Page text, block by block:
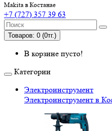
Makita в Костанае
+7 (727) 357 39 63
Товаров: 0 (0тг.)
В корзине пусто!
Категории
Электроинструмент
Электроинструмент в